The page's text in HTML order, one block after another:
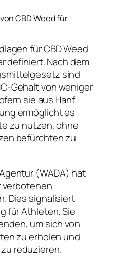
CBD Weed für
für CBD Weed
definiert. Nach dem
sind
Gehalt von weniger
sie aus Hanf
ermöglicht es
zu nutzen, ohne
befürchten zu
(WADA) hat
verbotenen
Dies signalisiert
für Athleten. Sie
um sich von
zu erholen und
reduzieren.